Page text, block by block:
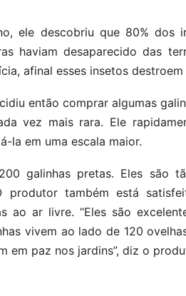
ele descobriu que 80% dos
haviam desaparecido das
afinal esses insetos
então comprar algumas
vez mais rara. Ele
la em uma escala maior.
galinhas pretas. Eles são
produtor também está
ao ar livre. “Eles são
vivem ao lado de 120
em paz nos jardins”, diz o